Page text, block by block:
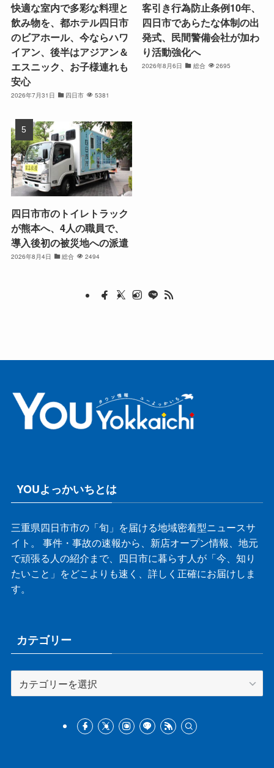
快適な室内で多彩な料理と
飲み物を、都ホテル四日市
のビアホール、今ならハワ
イアン、後半はアジアン＆
エスニック、お子様連れも
安心
2026年7月31日 四日市 5381
客引き行為防止条例10年、
四日市であらたな体制の出
発式、民間警備会社が加わ
り活動強化へ
2026年8月6日 総合 2695
四日市市のトイレトラック
が熊本へ、4人の職員で、
導入後初の被災地への派遣
2026年8月4日 総合 2494
YOUよっかいちとは
三重県四日市市の「旬」を届ける地域密着型ニュースサ
イト。 事件・事故の速報から、新店オープン情報、地元
で頑張る人の紹介まで、四日市に暮らす人が「今、知り
たいこと」をどこよりも速く、詳しく正確にお届けしま
す。
カテゴリー
テ